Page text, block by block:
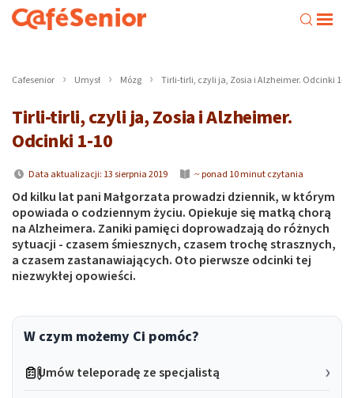
Cafesenior Umysł Mózg Tirli-tirli, czyli ja, Zosia i Alzheimer. Odcinki 1-10
Tirli-tirli, czyli ja, Zosia i Alzheimer.
Odcinki 1-10
Data aktualizacji: 13 sierpnia 2019 ~ ponad 10 minut czytania
Od kilku lat pani Małgorzata prowadzi dziennik, w którym
opowiada o codziennym życiu. Opiekuje się matką chorą
na Alzheimera. Zaniki pamięci doprowadzają do różnych
sytuacji - czasem śmiesznych, czasem trochę strasznych,
a czasem zastanawiających. Oto pierwsze odcinki tej
niezwykłej opowieści.
W czym możemy Ci pomóc?
Umów teleporadę ze specjalistą